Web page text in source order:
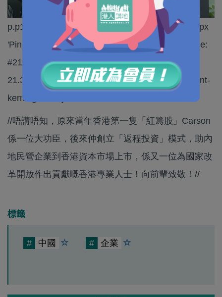
p.p1 {margin: 0.0px 0.0px 0.0px 0.0px; font: 21.3px
'PingFang HK'; color: #212121; -webkit-text-stroke:
#212121; background-color: #ffffff} span.s1 {font:
21.3px Helvetica; font-kerning: none} span.s2 {font-
kerning: none}
//唔講唔知，原來當年香港第一隻「紅籌股」Carson
係一位大功臣，後來仲創立「返程投資」模式，助內
地民營企業到香港資本市場上市，係又一位為國家改
革開放作出貢獻嘅香港專業人士！向前輩致敬！//
標籤
# 中國 # 企業